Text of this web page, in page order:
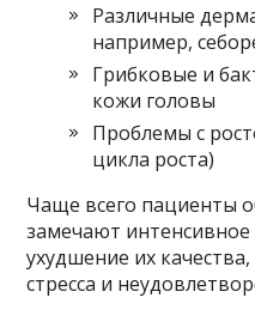
Различные
например,
Грибковые и
кожи головы
Проблемы с
цикла роста)
Чаще всего пациенты
замечают
ухудшение их
стресса и